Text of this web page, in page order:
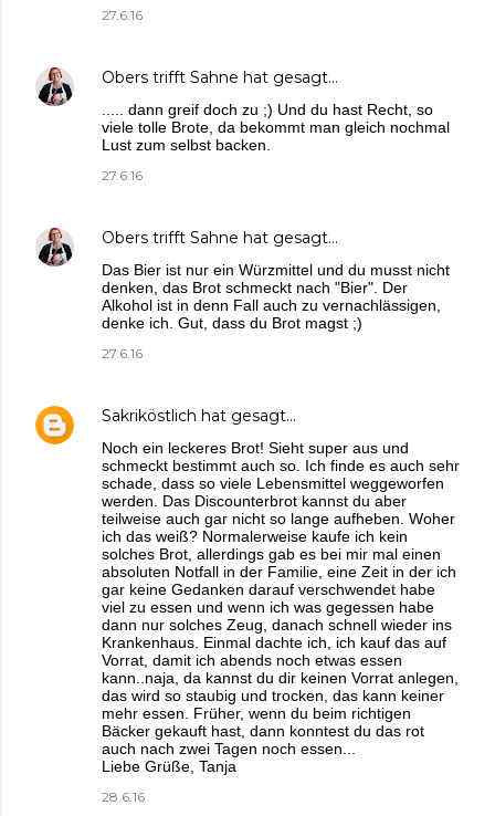
27.6.16
Obers trifft Sahne hat gesagt…
..... dann greif doch zu ;) Und du hast Recht, so
viele tolle Brote, da bekommt man gleich nochmal
Lust zum selbst backen.
27.6.16
Obers trifft Sahne hat gesagt…
Das Bier ist nur ein Würzmittel und du musst nicht
denken, das Brot schmeckt nach "Bier". Der
Alkohol ist in denn Fall auch zu vernachlässigen,
denke ich. Gut, dass du Brot magst ;)
27.6.16
Sakriköstlich hat gesagt…
Noch ein leckeres Brot! Sieht super aus und
schmeckt bestimmt auch so. Ich finde es auch sehr
schade, dass so viele Lebensmittel weggeworfen
werden. Das Discounterbrot kannst du aber
teilweise auch gar nicht so lange aufheben. Woher
ich das weiß? Normalerweise kaufe ich kein
solches Brot, allerdings gab es bei mir mal einen
absoluten Notfall in der Familie, eine Zeit in der ich
gar keine Gedanken darauf verschwendet habe
viel zu essen und wenn ich was gegessen habe
dann nur solches Zeug, danach schnell wieder ins
Krankenhaus. Einmal dachte ich, ich kauf das auf
Vorrat, damit ich abends noch etwas essen
kann..naja, da kannst du dir keinen Vorrat anlegen,
das wird so staubig und trocken, das kann keiner
mehr essen. Früher, wenn du beim richtigen
Bäcker gekauft hast, dann konntest du das rot
auch nach zwei Tagen noch essen...
Liebe Grüße, Tanja
28.6.16